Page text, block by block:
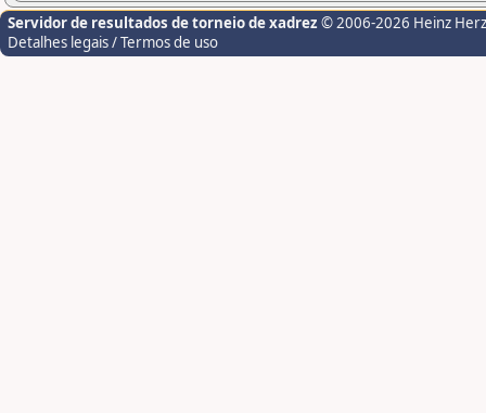
Servidor de resultados de torneio de xadrez © 2006-2026 Heinz
Detalhes legais / Termos de uso